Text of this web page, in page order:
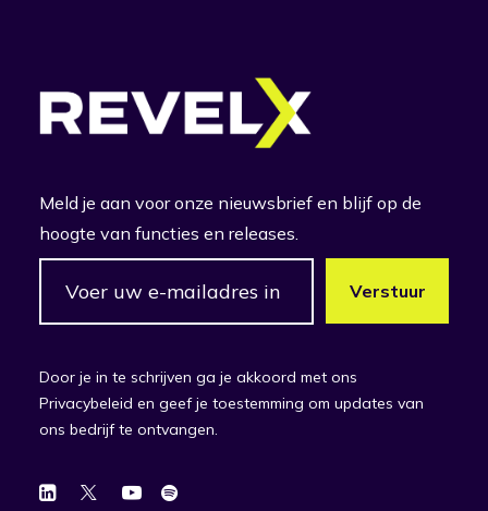
Meld je aan voor onze nieuwsbrief en blijf op de
hoogte van functies en releases.
Door je in te schrijven ga je akkoord met ons
Privacybeleid en geef je toestemming om updates van
ons bedrijf te ontvangen.